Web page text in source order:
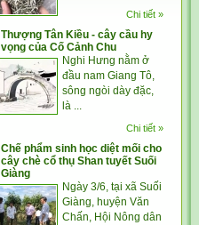
Chi tiết »
Thượng Tân Kiều - cây cầu hy
vọng của Cố Cảnh Chu
Nghi Hưng nằm ở
đầu nam Giang Tô,
sông ngòi dày đặc,
là ...
Chi tiết »
Chế phẩm sinh học diệt mối cho
cây chè cổ thụ Shan tuyết Suối
Giàng
Ngày 3/6, tại xã Suối
Giàng, huyện Văn
Chấn, Hội Nông dân